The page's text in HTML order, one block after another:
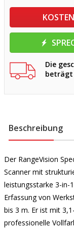
Die
beträgt
Beschreibung
Der RangeVision
Scanner mit
leistungsstarke 3-in-
Erfassung von
bis 3 m. Er ist mit
professionelle